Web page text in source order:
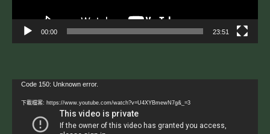
00:00 23:51
Code 150: Unknown error.
下載檔案: https://www.youtube.com/watch?v=U4XYBmewN7g&_=3